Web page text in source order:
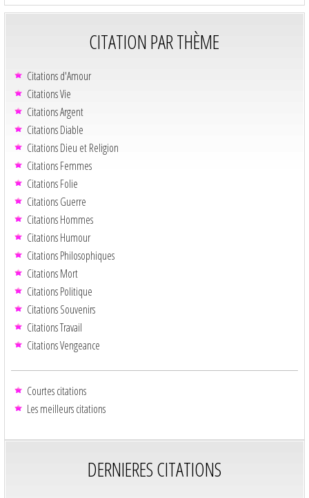
CITATION PAR THÈME
Citations d'Amour
Citations Vie
Citations Argent
Citations Diable
Citations Dieu et Religion
Citations Femmes
Citations Folie
Citations Guerre
Citations Hommes
Citations Humour
Citations Philosophiques
Citations Mort
Citations Politique
Citations Souvenirs
Citations Travail
Citations Vengeance
Courtes citations
Les meilleurs citations
DERNIERES CITATIONS